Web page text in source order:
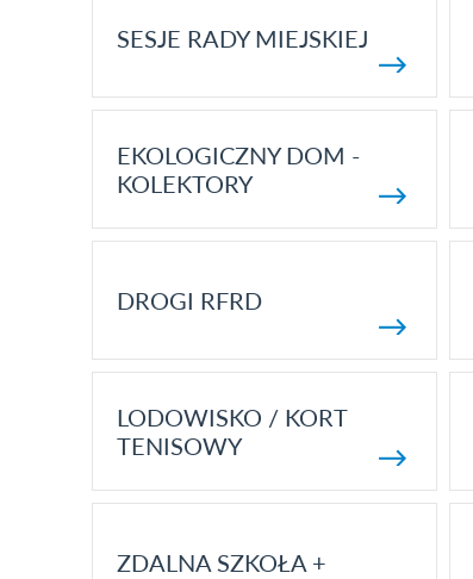
SESJE RADY MIEJSKIEJ
EKOLOGICZNY DOM -
KOLEKTORY
DROGI RFRD
LODOWISKO / KORT
TENISOWY
ZDALNA SZKOŁA +